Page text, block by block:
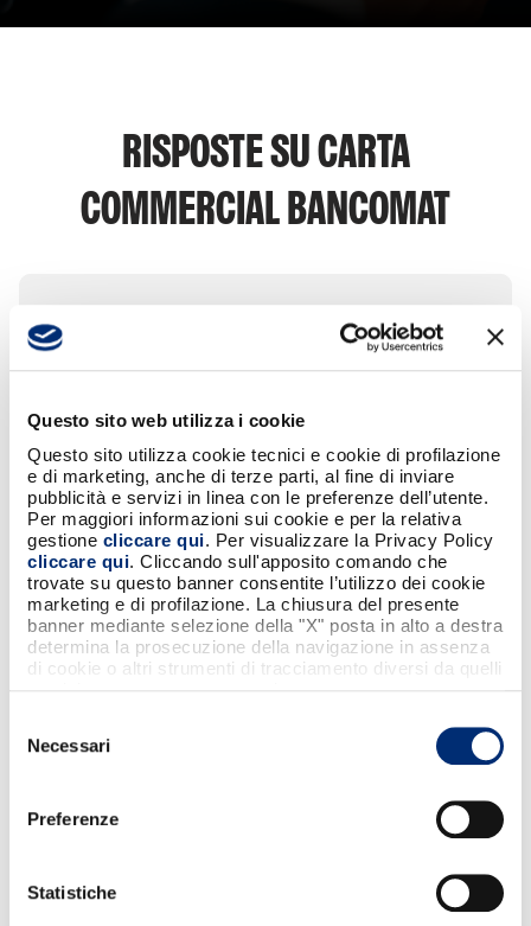
Questo sito web utilizza i cookie
Questo sito utilizza cookie tecnici e cookie di profilazione
e di marketing, anche di terze parti, al fine di inviare
pubblicità e servizi in linea con le preferenze dell’utente.
Per maggiori informazioni sui cookie e per la relativa
gestione cliccare qui. Per visualizzare la Privacy Policy
cliccare qui. Cliccando sull'apposito comando che
trovate su questo banner consentite l’utilizzo dei cookie
marketing e di profilazione. La chiusura del presente
banner mediante selezione della "X" posta in alto a destra
determina la prosecuzione della navigazione in assenza
di cookie o altri strumenti di tracciamento diversi da quelli
delNecessari
Preferenze
Statistiche
RISPOSTE SU CARTA
COMMERCIAL BANCOMAT
Come è possibile riconoscere una
carta di tipo commercial?
Le carte commerciali possono essere
riconosciute perché la tipologia del
prodotto è specificata sul fronte della
carta.
Cosa si intende per regolamento
corporate billing?
Il regolamento corporate billing significa
carte commerciali affidate ai dipendenti